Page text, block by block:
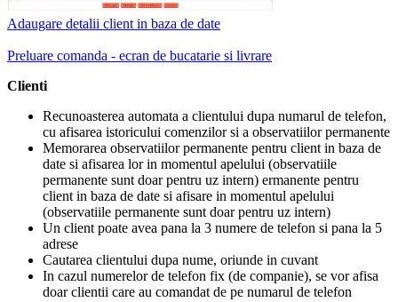
Adaugare detalii client in baza de date
Preluare comanda - ecran de bucatarie si livrare
Clienti
Recunoasterea automata a clientului dupa numarul de telefon,
cu afisarea istoricului comenzilor si a observatiilor permanente
Memorarea observatiilor permanente pentru client in baza de
date si afisarea lor in momentul apelului (observatiile
permanente sunt doar pentru uz intern) ermanente pentru
client in baza de date si afisare in momentul apelului
(observatiile permanente sunt doar pentru uz intern)
Un client poate avea pana la 3 numere de telefon si pana la 5
adrese
Cautarea clientului dupa nume, oriunde in cuvant
In cazul numerelor de telefon fix (de companie), se vor afisa
doar clientii care au comandat de pe numarul de telefon